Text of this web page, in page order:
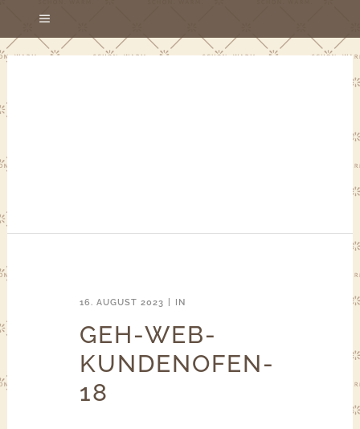
16. AUGUST 2023 IN
GEH-WEB-
KUNDENOFEN-
18